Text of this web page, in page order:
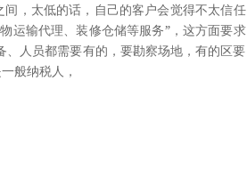
，太低的话，自己的客户会觉得不太信任
输代理、装修仓储等服务”，这方面要求
人员都需要有的，要勘察场地，有的区要
般纳税人，